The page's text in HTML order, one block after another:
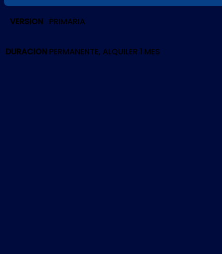
cantidad
VERSION PRIMARIA
DURACION PERMANENTE, ALQUILER 1 MES